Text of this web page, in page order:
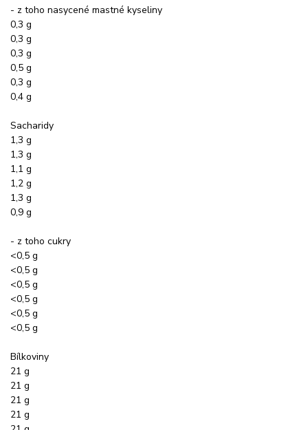
- z toho nasycené mastné kyseliny
0,3 g
0,3 g
0,3 g
0,5 g
0,3 g
0,4 g
Sacharidy
1,3 g
1,3 g
1,1 g
1,2 g
1,3 g
0,9 g
- z toho cukry
<0,5 g
<0,5 g
<0,5 g
<0,5 g
<0,5 g
<0,5 g
Bílkoviny
21 g
21 g
21 g
21 g